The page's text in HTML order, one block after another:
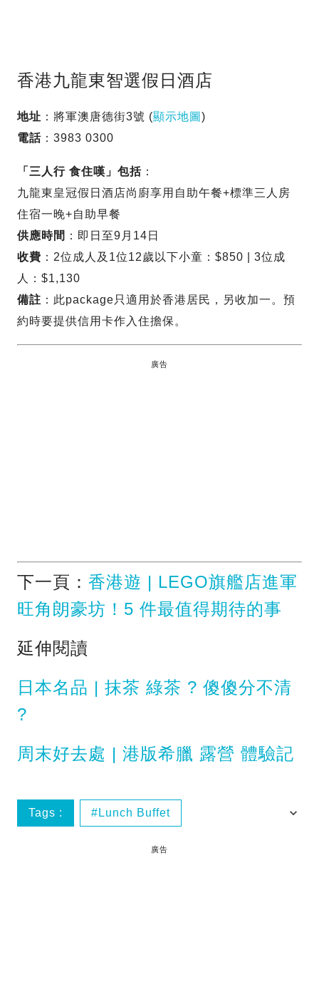
香港九龍東智選假日酒店
地址 ：將軍澳唐德街3號 (顯示地圖 )
電話 ：3983 0300
「三人行 食住嘆」包括 ：
九龍東皇冠假日酒店尚廚享用自助午餐+標準三人房
住宿一晚+自助早餐
供應時間 ：即日至9月14日
收費 ：2位成人及1位12歲以下小童：$850 | 3位成
人：$1,130
備註 ：此package只適用於香港居民，另收加一。預
約時要提供信用卡作入住擔保。
廣告
下一頁： 香港遊 | LEGO旗艦店進軍
旺角朗豪坊！5 件最值得期待的事
延伸閱讀
日本名品 | 抹茶 綠茶 ? 傻傻分不清
?
周末好去處 | 港版希臘 露營 體驗記
Tags : Lunch Buffet
將軍澳
廣告